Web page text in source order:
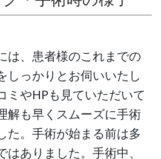
は、患者様のこれまでの
しっかりとお伺いいたし
ミやHPも見ていただいて
解も早くスムーズに手術
た。手術が始まる前は多
ありました。手術中、